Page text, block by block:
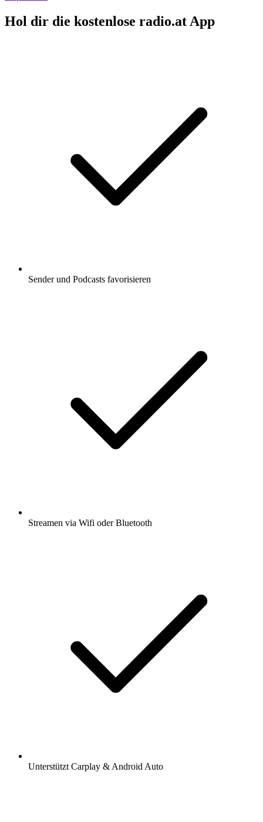
Hol dir die kostenlose radio.at App
Sender und Podcasts favorisieren
Streamen via Wifi oder Bluetooth
Unterstützt Carplay & Android Auto